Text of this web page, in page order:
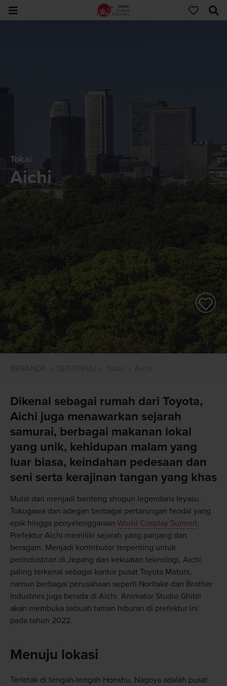
Tokai
Aichi
Dikenal sebagai rumah dari Toyota,
Aichi juga menawarkan sejarah
samurai, berbagai makanan lokal
yang unik, kehidupan malam yang
luar biasa, keindahan pedesaan dan
seni serta kerajinan tangan yang khas
Mulai dari menjadi benteng shogun legendaris Ieyasu
Tokugawa dan adegan berbagai pertarungan feodal yang
epik hingga penyelenggaraan World Cosplay Summit,
Prefektur Aichi memiliki sejarah yang panjang dan
beragam. Menjadi kontributor terpenting untuk
perindustrian di Jepang dan kekuatan teknologi, Aichi
paling terkenal sebagai kantor pusat Toyota Motors,
namun berbagai perusahaan seperti Noritake dan Brother
Industries juga berada di Aichi. Animator Studio Ghibli
akan membuka sebuah taman hiburan di prefektur ini
pada tahun 2022.
Menuju lokasi
Terletak di tengah-tengah Honshu, Nagoya adalah pusat